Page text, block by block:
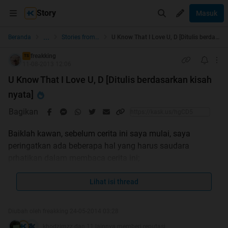
Story Masuk
Beranda ... Stories from the Heart
TS
freakking
U Know That I Love U, D [Ditulis berdasarkan kisah
nyata]
Bagikan
Baiklah kawan, sebelum cerita ini saya mulai, saya
peringatkan ada beberapa hal yang harus saudara
point 1, cerita ini berdasarkan kisah nyata, tokoh dalam
jangan beritahukan bahwa saya memasukkan mereka
Lihat isi thread